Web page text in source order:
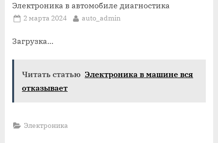
Электроника в автомобиле диагностика
Posted
2 марта 2024 By
auto_admin
Загрузка…
Читать статью Электроника в машине вся
отказывает
Электроника